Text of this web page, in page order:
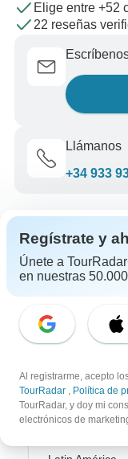
Elige entre +52
22 reseñas
Llámanos
+34 933
África
Asia
Australia /
Regístrate y
Únete a
en nuestras
Al registrarme, acepto
TourRadar , Política de
TourRadar, y doy mi
electrónicos de